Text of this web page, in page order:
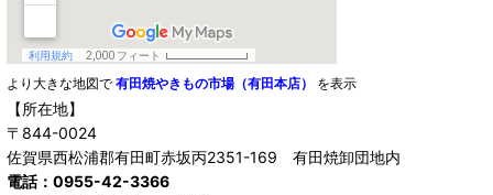
より大きな地図で 有田焼やきもの市場（有田本店） を表示
【所在地】
〒844-0024
佐賀県西松浦郡有田町赤坂丙2351-169 有田焼卸団地内
電話：0955-42-3366